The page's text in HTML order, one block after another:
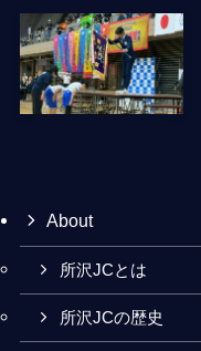
About
所沢JCとは
所沢JCの歴史